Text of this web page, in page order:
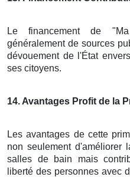
Le financement de
généralement de sources
dévouement de l'État
ses citoyens.
14. Avantages Profit de la
Les avantages de cette
non seulement d'améliorer
salles de bain mais
liberté des personnes avec